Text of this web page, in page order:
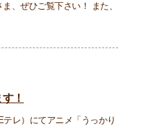
、ぜひご覧下さい！ また、
！
レ）にてアニメ「うっかり